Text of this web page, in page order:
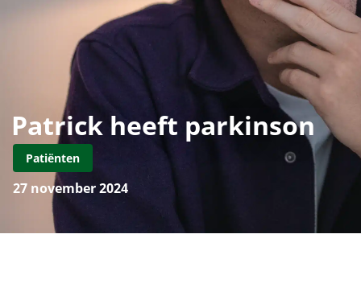
Patrick heeft parkinson
Patiënten
27 november 2024